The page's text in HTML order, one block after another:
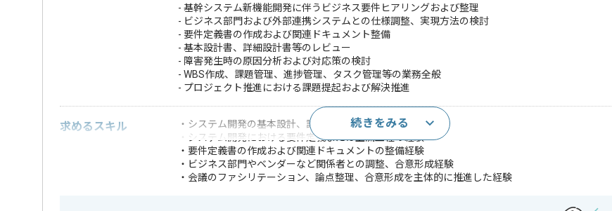
- 基幹システム新機能開発に伴うビジネス要件ヒアリングおよび整理
- ビジネス部門および外部連携システムとの仕様調整、実現方法の検討
- 要件定義書の作成および関連ドキュメント整備
- 基本設計書、詳細設計書等のレビュー
- 障害発生時の原因分析および対応策の検討
- WBS作成、課題管理、進捗管理、タスク管理等の業務全般
- プロジェクト推進における課題提起および解決推進
求めるスキル
・システム開発の基本設計、詳細設計の経験
・システム開発における要件定義または上流工程の経験
・要件定義書の作成および関連ドキュメントの整備経験
・ビジネス部門やベンダーなど関係者との調整、合意形成経験
・会議のファシリテーション、論点整理、合意形成を主体的に推進した経験
※上記に似た経験やスキルをお持ちであれば申し込み可能なケースもございます！まずはお気軽にご相談ください！
続きをみる